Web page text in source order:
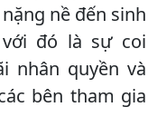
nề đến sinh
đó là sự coi
nhân quyền và
bên tham gia